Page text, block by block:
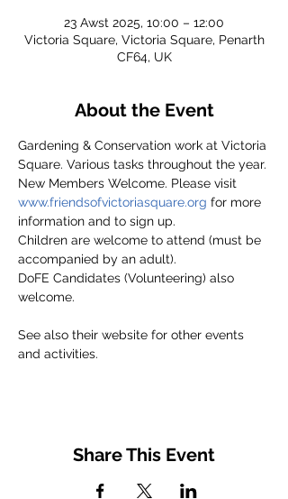
23 Awst 2025, 10:00 – 12:00
Victoria Square, Victoria Square, Penarth
CF64, UK
About the Event
Gardening & Conservation work at Victoria
Square. Various tasks throughout the year.
New Members Welcome. Please visit
www.friendsofvictoriasquare.org for more
information and to sign up.
Children are welcome to attend (must be
accompanied by an adult).
DoFE Candidates (Volunteering) also
welcome.
See also their website for other events
and activities.
Share This Event